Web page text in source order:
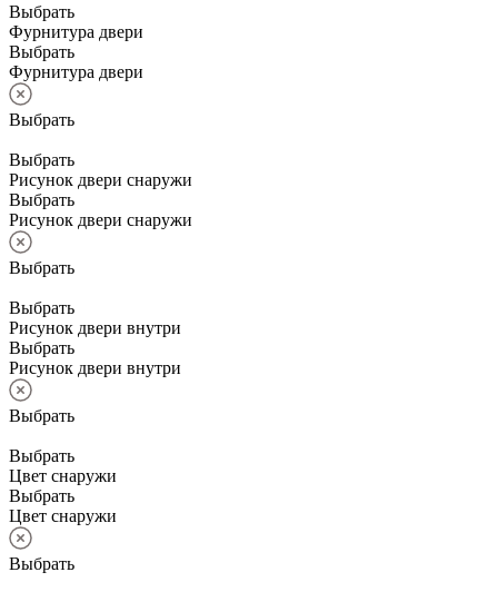
Выбрать
Фурнитура двери
Выбрать
Фурнитура двери
Выбрать
Выбрать
Рисунок двери снаружи
Выбрать
Рисунок двери снаружи
Выбрать
Выбрать
Рисунок двери внутри
Выбрать
Рисунок двери внутри
Выбрать
Выбрать
Цвет снаружи
Выбрать
Цвет снаружи
Выбрать